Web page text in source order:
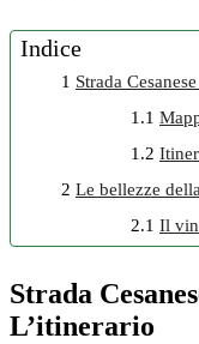
Indice
1 Strada
1.1
1.2
2 Le bellezze
2.1 Il
Strada
L’itinerario